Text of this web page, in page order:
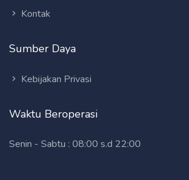
Kontak
Sumber Daya
Kebijakan Privasi
Waktu Beroperasi
Senin - Sabtu : 08:00 s.d 22:00